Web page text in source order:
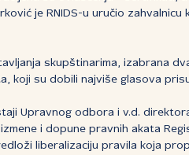
je RNIDS-u uručio
skupštinarima, izabrana
koji su dobili najviše glasova
Upravnog odbora i v.d.
i dopune pravnih akata
liberalizaciju pravila koja